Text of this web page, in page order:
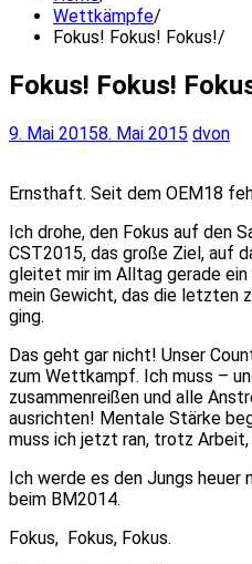
Wettkämpfe
Fokus! Fokus! Fokus!
Fokus! Fokus!
9. Mai 20158. Mai 2015 dvon
Ernsthaft. Seit dem OEM18
Ich drohe, den Fokus auf den
CST2015, das große Ziel, auf
gleitet mir im Alltag gerade ein
mein Gewicht, das die letzten
ging.
Das geht gar nicht! Unser
zum Wettkampf. Ich muss –
zusammenreißen und alle
ausrichten! Mentale Stärke
muss ich jetzt ran, trotz
Ich werde es den Jungs heuer
beim BM2014.
Fokus, Fokus, Fokus.